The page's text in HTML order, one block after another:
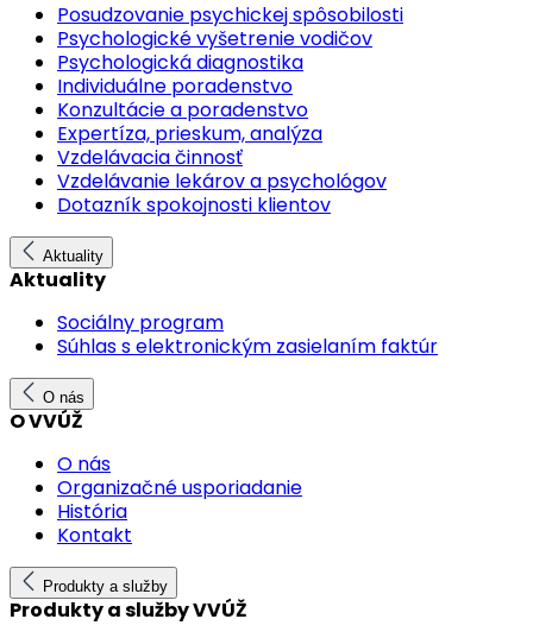
Posudzovanie psychickej spôsobilosti
Psychologické vyšetrenie vodičov
Psychologická diagnostika
Individuálne poradenstvo
Konzultácie a poradenstvo
Expertíza, prieskum, analýza
Vzdelávacia činnosť
Vzdelávanie lekárov a psychológov
Dotazník spokojnosti klientov
Aktuality
Aktuality
Sociálny program
Súhlas s elektronickým zasielaním faktúr
O nás
O VVÚŽ
O nás
Organizačné usporiadanie
História
Kontakt
Produkty a služby
Produkty a služby VVÚŽ